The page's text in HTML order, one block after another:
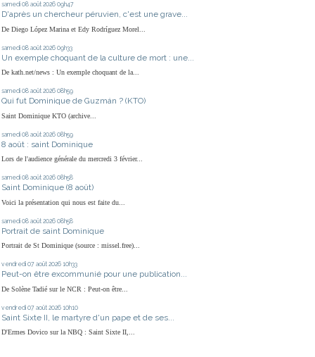
samedi 08 août 2026 09h47
D'après un chercheur péruvien, c'est une grave...
De Diego López Marina et Edy Rodríguez Morel...
samedi 08 août 2026 09h33
Un exemple choquant de la culture de mort : une...
De kath.net/news : Un exemple choquant de la...
samedi 08 août 2026 08h59
Qui fut Dominique de Guzmán ? (KTO)
Saint Dominique KTO (archive...
samedi 08 août 2026 08h59
8 août : saint Dominique
Lors de l'audience générale du mercredi 3 février...
samedi 08 août 2026 08h58
Saint Dominique (8 août)
Voici la présentation qui nous est faite du...
samedi 08 août 2026 08h58
Portrait de saint Dominique
Portrait de St Dominique (source : missel.free)...
vendredi 07 août 2026 10h33
Peut-on être excommunié pour une publication...
De Solène Tadié sur le NCR : Peut-on être...
vendredi 07 août 2026 10h10
Saint Sixte II, le martyre d'un pape et de ses...
D'Ermes Dovico sur la NBQ : Saint Sixte II,...